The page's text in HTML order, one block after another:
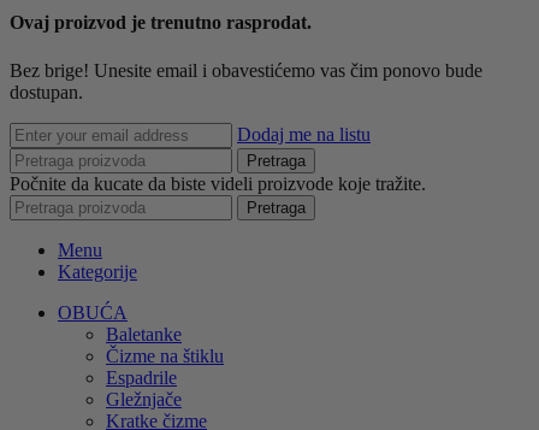
Ovaj proizvod je trenutno rasprodat.
Bez brige! Unesite email i obavestićemo vas čim ponovo bude
dostupan.
Dodaj me na listu
Pretraga
Počnite da kucate da biste videli proizvode koje tražite.
Pretraga
Menu
Kategorije
OBUĆA
Baletanke
Čizme na štiklu
Espadrile
Gležnjače
Kratke čizme